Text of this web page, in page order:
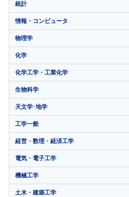
統計
情報・コンピュータ
物理学
化学
化学工学・工業化学
生物科学
天文学･地学
工学一般
経営・数理・経済工学
電気・電子工学
機械工学
土木・建築工学